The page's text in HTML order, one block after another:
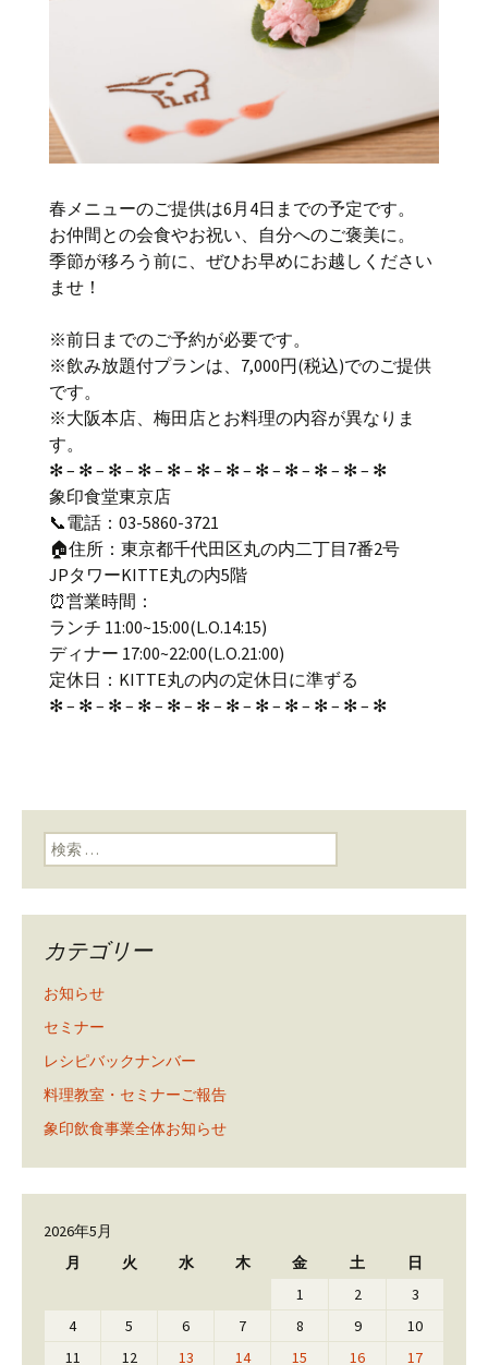
春メニューのご提供は6月4日までの予定です。
お仲間との会食やお祝い、自分へのご褒美に。
季節が移ろう前に、ぜひお早めにお越しください
ませ！
※前日までのご予約が必要です。
※飲み放題付プランは、7,000円(税込)でのご提供
です。
※大阪本店、梅田店とお料理の内容が異なりま
す。
✻ – ✻ – ✻ – ✻ – ✻ – ✻ – ✻ – ✻ – ✻ – ✻ – ✻ – ✻
象印食堂東京店
📞電話：03-5860-3721
🏠住所：東京都千代田区丸の内二丁目7番2号
JPタワーKITTE丸の内5階
⏰営業時間：
ランチ 11:00~15:00(L.O.14:15)
ディナー 17:00~22:00(L.O.21:00)
定休日：KITTE丸の内の定休日に準ずる
✻ – ✻ – ✻ – ✻ – ✻ – ✻ – ✻ – ✻ – ✻ – ✻ – ✻ – ✻
検索:
カテゴリー
お知らせ
セミナー
レシピバックナンバー
料理教室・セミナーご報告
象印飲食事業全体お知らせ
2026年5月
月
火 水 木 金 土
日
1
2
3
4
5 6 7 8 9
10
11
12 13 14 15 16 17